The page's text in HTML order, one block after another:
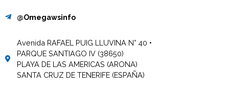
@Omegawsinfo
Avenida RAFAEL PUIG LLUVINA N° 40 •
PARQUE SANTIAGO IV (38650)
PLAYA DE LAS AMERICAS (ARONA)
SANTA CRUZ DE TENERIFE (ESPAÑA)